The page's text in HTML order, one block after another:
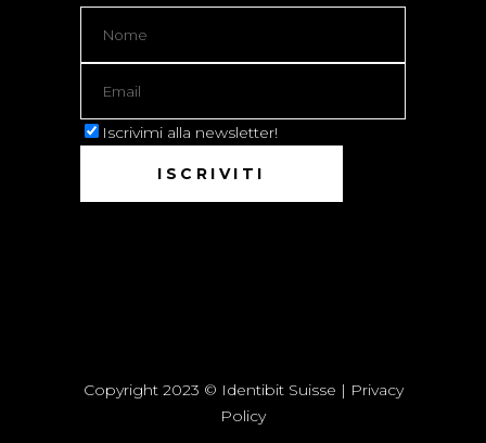
Iscrivimi alla newsletter!
Copyright 2023 © Identibit Suisse | Privacy
Policy